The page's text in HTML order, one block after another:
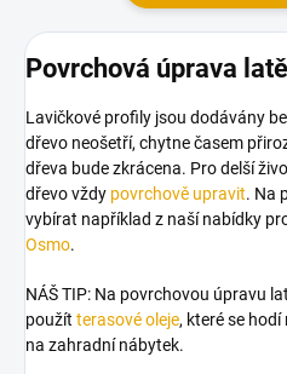
Povrchová úprava
Lavičkové profily jsou dodávány
dřevo neošetří, chytne časem
dřeva bude zkrácena. Pro delší
dřevo vždy povrchově upravit. Na
vybírat například z naší nabídky
Osmo.
NÁŠ TIP: Na povrchovou úpravu
použít terasové oleje, které se hodí
na zahradní nábytek.